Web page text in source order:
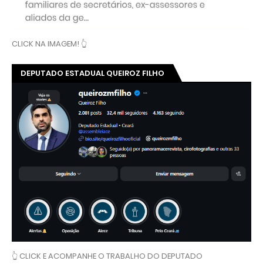
CLICK NA IMAGEM! 👆
DEPUTADO ESTADUAL QUEIROZ FILHO
👆 CLICK E ACOMPANHE O TRABALHO DO DEPUTADO